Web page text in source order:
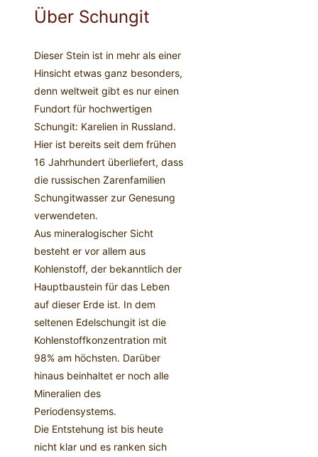
Über Schungit
Dieser Stein ist in mehr als einer
Hinsicht etwas ganz besonders,
denn weltweit gibt es nur einen
Fundort für hochwertigen
Schungit: Karelien in Russland.
Hier ist bereits seit dem frühen
16 Jahrhundert überliefert, dass
die russischen Zarenfamilien
Schungitwasser zur Genesung
verwendeten.
Aus mineralogischer Sicht
besteht er vor allem aus
Kohlenstoff, der bekanntlich der
Hauptbaustein für das Leben
auf dieser Erde ist. In dem
seltenen Edelschungit ist die
Kohlenstoffkonzentration mit
98% am höchsten. Darüber
hinaus beinhaltet er noch alle
Mineralien des
Periodensystems.
Die Entstehung ist bis heute
nicht klar und es ranken sich